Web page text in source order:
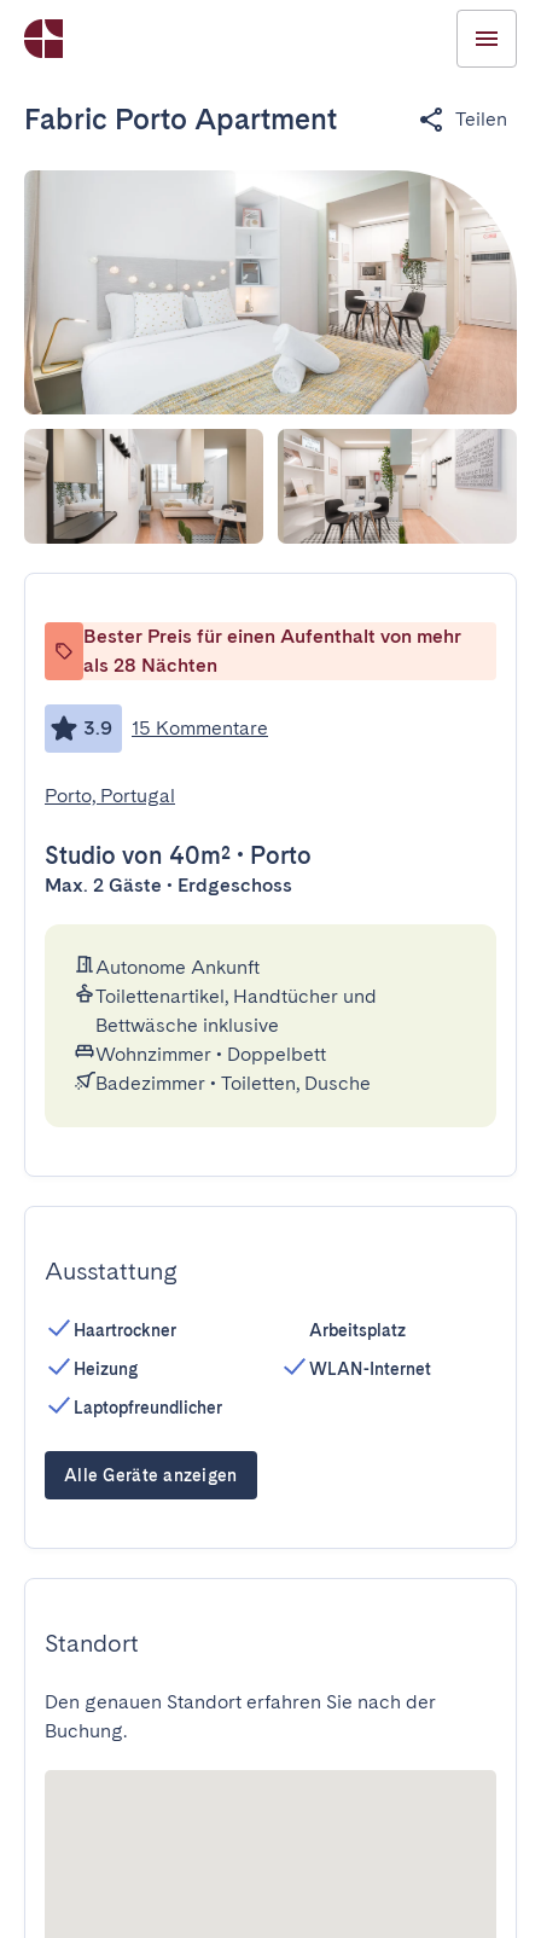
Fabric Porto Apartment Teilen
Bester Preis für einen Aufenthalt von mehr
als 28 Nächten
3.9 15 Kommentare
Porto, Portugal
Studio von 40m² • Porto
Max. 2 Gäste • Erdgeschoss
Autonome Ankunft
Toilettenartikel, Handtücher und
Bettwäsche inklusive
Wohnzimmer • Doppelbett
Badezimmer • Toiletten, Dusche
Ausstattung
Haartrockner
Heizung
Laptopfreundlicher
Arbeitsplatz
WLAN-Internet
Alle Geräte anzeigen
Standort
Den genauen Standort erfahren Sie nach der
Buchung.